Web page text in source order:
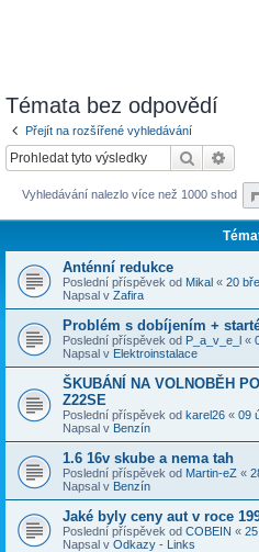
Témata bez odpovědí
Přejít na rozšířené vyhledávání
Hledat
Vyhledávání nalezlo více než 1000 shod
Anténní redukce
Poslední příspěvek od Mikal « 20
Napsal v Zafira
Problém s dobíjením +
Poslední příspěvek od P_a_v_e_l «
Napsal v Elektroinstalace
ŠKUBÁNÍ NA VOLNOBĚH
Z22SE
Poslední příspěvek od karel26 « 09
Napsal v Benzín
1.6 16v skube a nema tah
Poslední příspěvek od Martin-eZ «
Napsal v Benzín
Jaké byly ceny aut v roce
Poslední příspěvek od COBEIN «
Napsal v Odkazy - Links